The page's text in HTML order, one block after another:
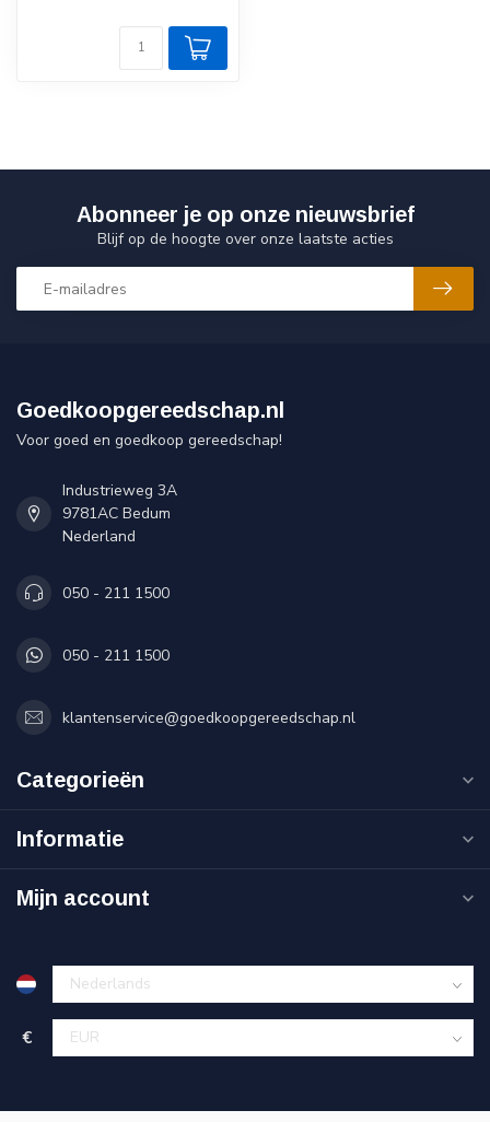
Abonneer je op onze nieuwsbrief
Blijf op de hoogte over onze laatste acties
Goedkoopgereedschap.nl
Voor goed en goedkoop gereedschap!
Industrieweg 3A
9781AC Bedum
Nederland
050 - 211 1500
050 - 211 1500
klantenservice@goedkoopgereedschap.nl
Categorieën
Informatie
Mijn account
€